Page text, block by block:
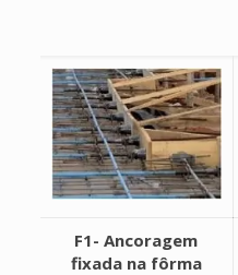
F1- Ancoragem
fixada na fôrma